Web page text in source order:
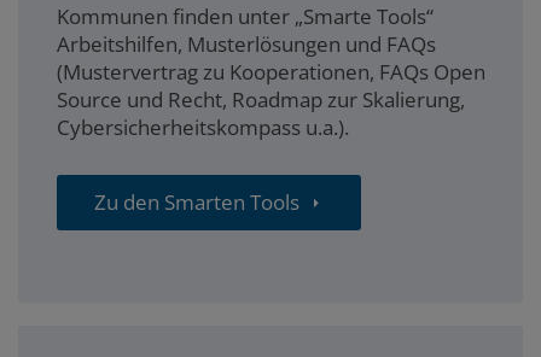
Kommunen finden unter „Smarte Tools“
Arbeitshilfen, Musterlösungen und FAQs
(Mustervertrag zu Kooperationen, FAQs Open
Source und Recht, Roadmap zur Skalierung,
Cybersicherheitskompass u.a.).
Zu den Smarten Tools